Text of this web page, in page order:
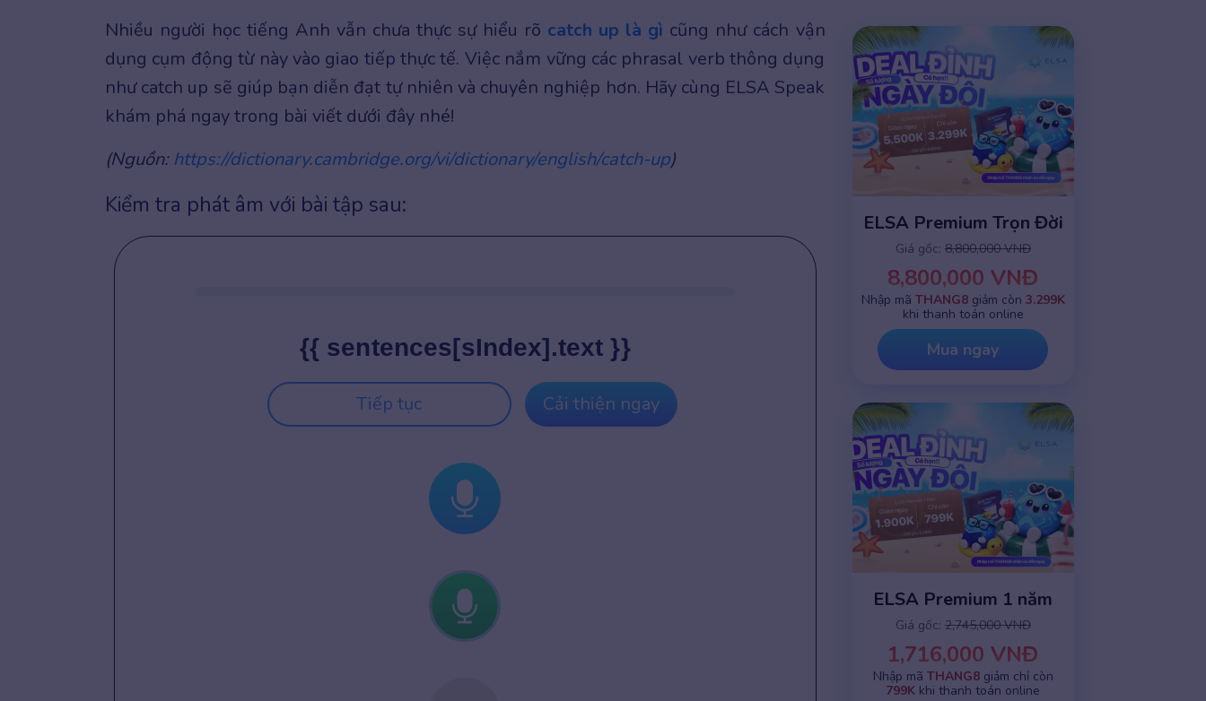
Nhiều người học tiếng Anh vẫn chưa thực sự hiểu rõ catch up là gì cũng như cách vận
dụng cụm động từ này vào giao tiếp thực tế. Việc nắm vững các phrasal verb thông dụng
như catch up sẽ giúp bạn diễn đạt tự nhiên và chuyên nghiệp hơn. Hãy cùng ELSA Speak
khám phá ngay trong bài viết dưới đây nhé!
(Nguồn: https://dictionary.cambridge.org/vi/dictionary/english/catch-up)
Kiểm tra phát âm với bài tập sau:
{{ sentences[sIndex].text }}
Tiếp tục Cải thiện ngay
ELSA Premium Trọn Đời
Giá gốc: 8,800,000 VNĐ
8,800,000 VNĐ
Nhập mã THANG8giảm còn 3.299K
khi thanh toán online
Mua ngay
ELSA Premium 1 năm
Giá gốc: 2,745,000 VNĐ
1,716,000 VNĐ
Nhập mã THANG8giảm chỉ còn
799K khi thanh toán online